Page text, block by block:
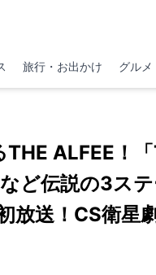
旅行・お出かけ グルメ
ALFEE！
ど伝説の3ス
放送！CS衛星